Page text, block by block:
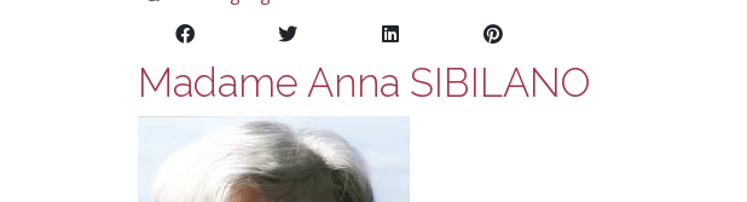
Madame Anna SIBILANO